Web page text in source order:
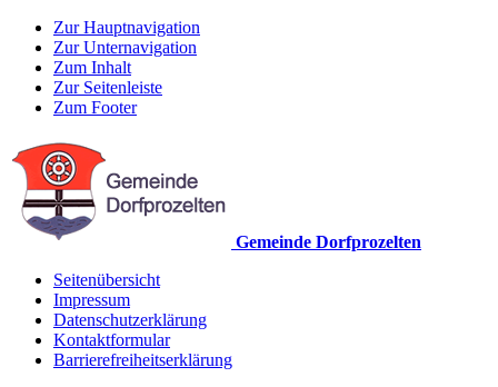
Zur Hauptnavigation
Zur Unternavigation
Zum Inhalt
Zur Seitenleiste
Zum Footer
Gemeinde Dorfprozelten
Seitenübersicht
Impressum
Datenschutzerklärung
Kontaktformular
Barrierefreiheitserklärung